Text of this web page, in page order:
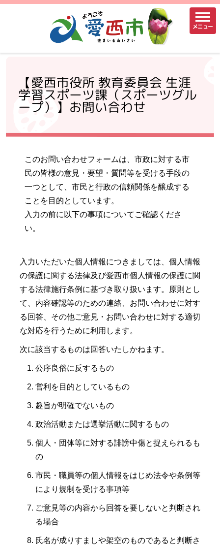
メニュー
【愛西市役所 教育委員会 生涯
学習スポーツ課（スポーツグル
ープ）】お問い合わせ
このお問い合わせフォームは、市政に対する市
民の皆様の意見・要望・質問等を受ける手段の
一つとして、市民と行政の信頼関係を醸成する
ことを目的としています。
入力の前に以下の事項についてご確認くださ
い。
入力いただいた個人情報につきましては、個人情報
の保護に関する法律及び愛西市個人情報の保護に関
する法律施行条例に基づき取り扱います。原則とし
て、内容確認等のための連絡、お問い合わせに対す
る回答、その他ご意見・お問い合わせに対する適切
な対応を行うために利用します。
次に該当するものは回答いたしかねます。
公序良俗に反するもの
営利を目的としているもの
趣旨が明確でないもの
政治活動または選挙活動に関するもの
個人・団体等に対する誹謗中傷と捉えられるも
の
市民・職員等の個人情報をはじめ法令や条例等
により規制を受ける事項等
ご意見等の内容から回答を要しないと判断され
る場合
氏名が成りすましや架空のものであると判断さ